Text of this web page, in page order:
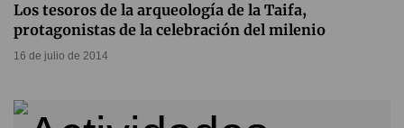
Los tesoros de la arqueología de la Taifa,
protagonistas de la celebración del milenio
16 de julio de 2014